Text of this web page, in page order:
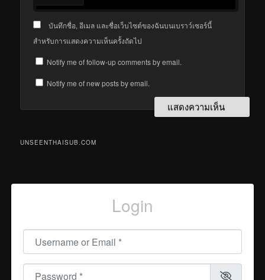
บันทึกชื่อ, อีเมล และชื่อเว็บไซต์ของฉันบนเบราว์เซอร์นี้
สำหรับการแสดงความเห็นครั้งถัดไป
Notify me of follow-up comments by email.
Notify me of new posts by email.
UNSEENTHAISUB.COM
Login
Username or Email
Password